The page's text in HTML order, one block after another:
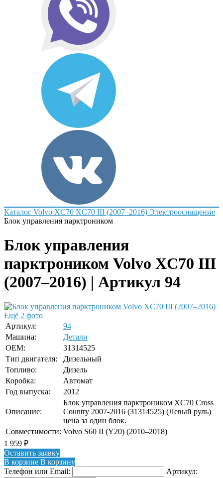
Каталог Volvo XC70 XC70 III (2007–2016) Электрооснащение
Блок управления парктроником
Блок управления
парктроником Volvo XC70 III
(2007–2016) | Артикул 94
Ещё 2 фото
Артикул:
94
Машина:
Детали
OEM:
31314525
Тип двигателя:
Дизельный
Топливо:
Дизель
Коробка:
Автомат
Год выпуска:
2012
Описание:
Блок управления парктроником XC70 Cross
Country 2007-2016 (31314525) (Левый руль)
цена за один блок.
Совместимости: Volvo S60 II (Y20) (2010–2018)
1 959 ₽
Оставить заявку
В корзине В корзину
Телефон или Email:
Артикул: